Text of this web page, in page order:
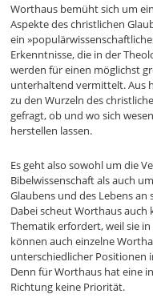
Worthaus bemüht sich um
Aspekte des christlichen
ein
Erkenntnisse, die in der
werden für einen möglichst
unterhaltend vermittelt. Aus
zu den Wurzeln des
gefragt, ob und wo sich
herstellen lassen.
Es geht also sowohl um die
Bibelwissenschaft als auch
Glaubens und des Lebens an
Dabei scheut Worthaus auch
Thematik erfordert, weil sie
können auch einzelne
unterschiedlicher Positionen
Denn für Worthaus hat eine
Richtung keine Priorität.